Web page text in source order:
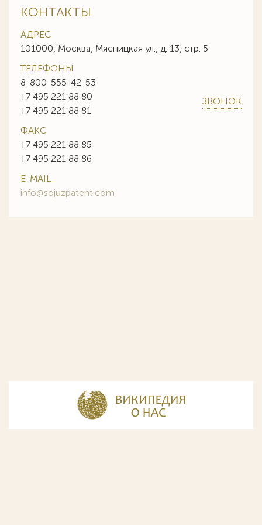
КОНТАКТЫ
АДРЕС
101000, Москва, Мясницкая ул., д. 13, стр. 5
ТЕЛЕФОНЫ
8-800-555-42-53
+7 495 221 88 80
+7 495 221 88 81
ЗВОНОК
ФАКС
+7 495 221 88 85
+7 495 221 88 86
E-MAIL
info@sojuzpatent.com